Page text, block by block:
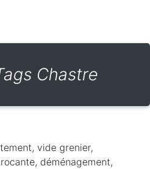
Chastre
vide grenier,
déménagement,